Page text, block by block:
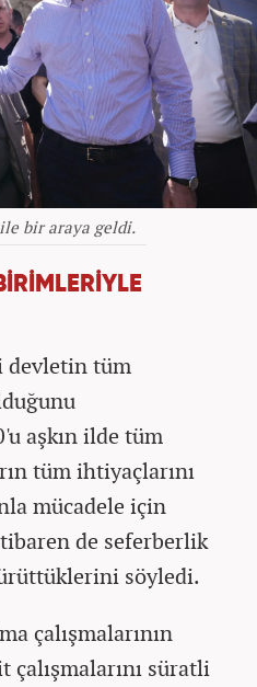
bir araya geldi.
devletin tüm
aşkın ilde tüm
tüm ihtiyaçlarını
mücadele için
de seferberlik
söyledi.
çalışmalarının
süratli